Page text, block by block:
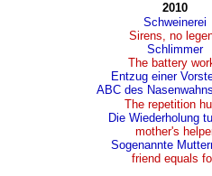
2010
Schweinerei
Sirens, no
Schlimmer
The battery
Entzug einer
ABC des Nasenwahns
The repetition
Die Wiederholung
mother's
Sogenannte
friend equals